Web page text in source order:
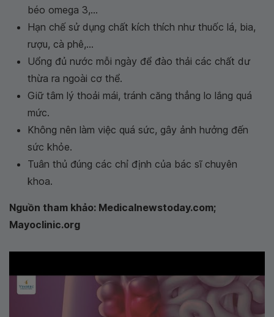
béo omega 3,...
Hạn chế sử dụng chất kích thích như thuốc lá, bia,
rượu, cà phê,...
Uổng đủ nước mỗi ngày để đào thải các chất dư
thừa ra ngoài cơ thể.
Giữ tâm lý thoải mái, tránh căng thẳng lo lắng quá
mức.
Không nên làm việc quá sức, gây ảnh hưởng đến
sức khỏe.
Tuân thủ đúng các chỉ định của bác sĩ chuyên
khoa.
Nguồn tham khảo: Medicalnewstoday.com;
Mayoclinic.org